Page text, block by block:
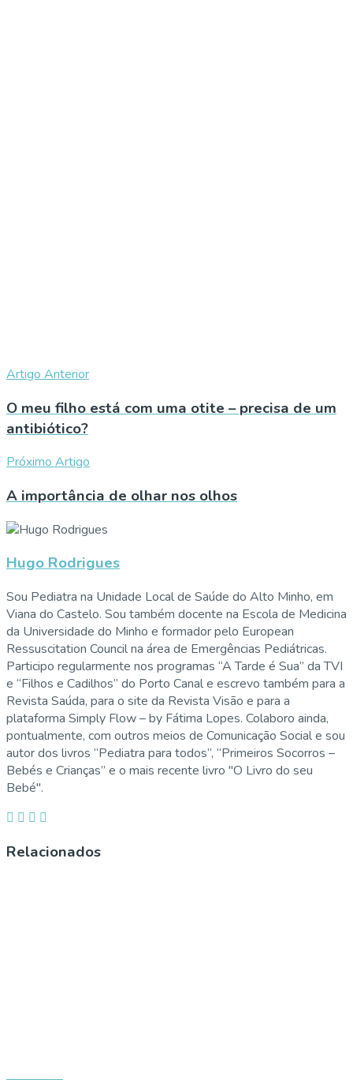
Artigo Anterior
O meu filho está com uma otite – precisa de um
antibiótico?
Próximo Artigo
A importância de olhar nos olhos
Hugo Rodrigues
Sou Pediatra na Unidade Local de Saúde do Alto Minho, em
Viana do Castelo. Sou também docente na Escola de Medicina
da Universidade do Minho e formador pelo European
Ressuscitation Council na área de Emergências Pediátricas.
Participo regularmente nos programas “A Tarde é Sua” da TVI
e “Filhos e Cadilhos” do Porto Canal e escrevo também para a
Revista Saúda, para o site da Revista Visão e para a
plataforma Simply Flow – by Fátima Lopes. Colaboro ainda,
pontualmente, com outros meios de Comunicação Social e sou
autor dos livros “Pediatra para todos”, “Primeiros Socorros –
Bebés e Crianças” e o mais recente livro "O Livro do seu
Bebé".
Relacionados